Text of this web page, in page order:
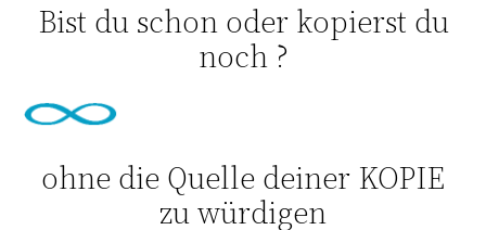
Bist du schon oder kopierst du
noch ?
ohne die Quelle deiner KOPIE
zu würdigen